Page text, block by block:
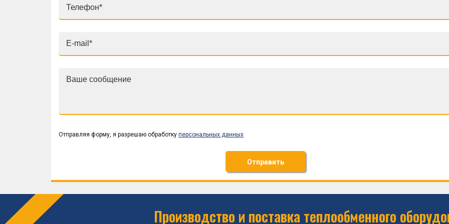
Отправляя форму, я разрешаю обработку персональных данных
Отправить
Производство и поставка теплообменного